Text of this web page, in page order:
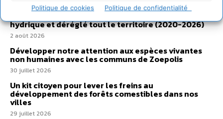
Politique de cookies Politique de confidentialité
hydrique et déréglé tout le territoire (2020-2026)
2 août 2026
Développer notre attention aux espèces vivantes
non humaines avec les communs de Zoepolis
30 juillet 2026
Un kit citoyen pour lever les freins au
développement des forêts comestibles dans nos
villes
29 juillet 2026